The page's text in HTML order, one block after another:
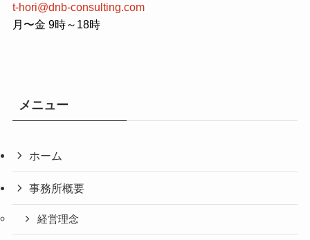
t-hori@dnb-consulting.com
月〜金 9時～18時
メニュー
ホーム
事務所概要
経営理念